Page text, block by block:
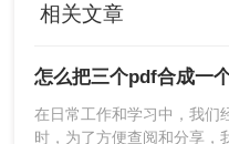
相关文章
怎么把三个pdf合成一
在日常工作和学习中，我们
时，为了方便查阅和分享，